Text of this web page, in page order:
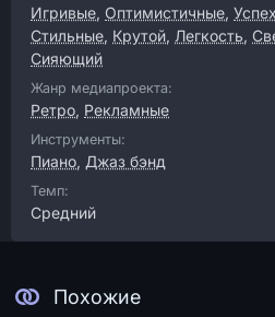
Игривые, Оптимистичные, Успех
Стильные, Крутой, Легкость,
Сияющий
Жанр медиапроекта:
Ретро, Рекламные
Инструменты:
Пиано, Джаз бэнд
Темп:
Средний
Похожие